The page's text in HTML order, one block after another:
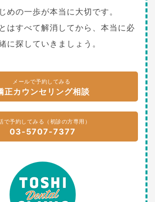
めの一歩が本当に大切です。
はすべて解消してから、本当に必
に探していきましょう。
メールで予約してみる
正カウンセリング相談
で予約してみる（初診の方専用）
03-5707-7377